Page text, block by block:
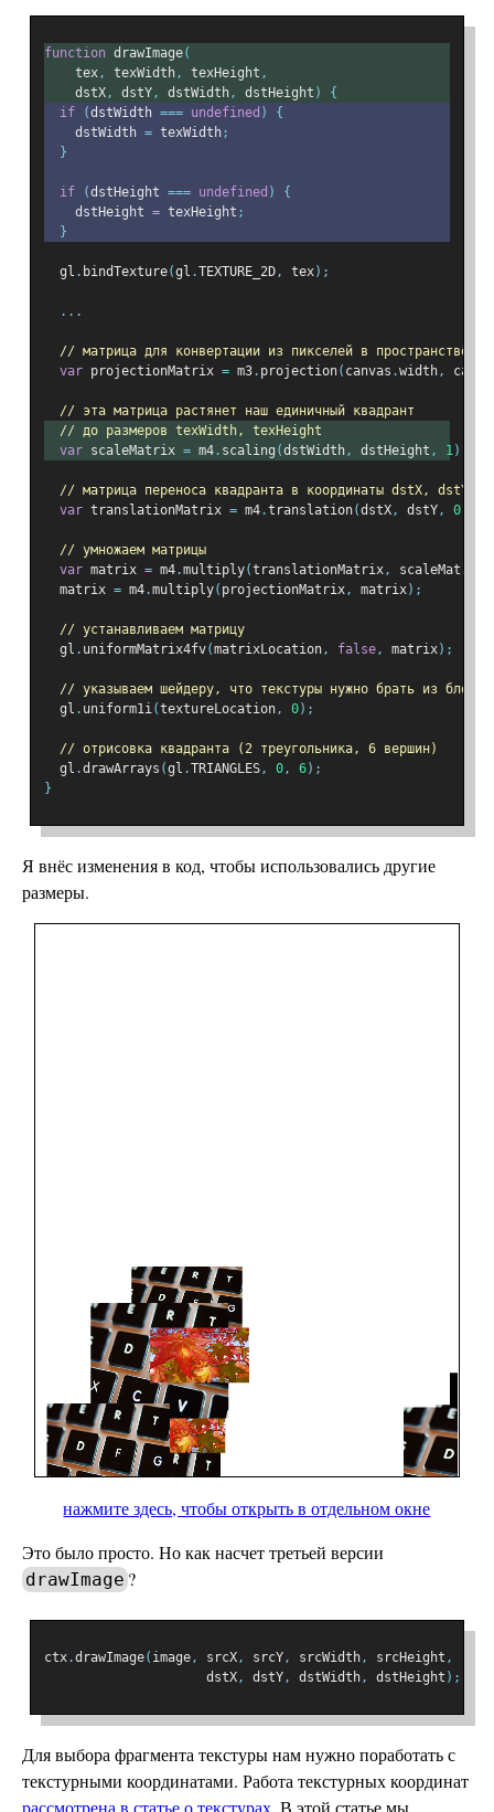
function drawImage(
    tex
, texWidth, texHeight ,
    dstX
, dstY, dstWidth, dstHeight )
{
if
(dstWidth === undefined )
{
    dstWidth
= texWidth;
}
if (dstHeight === undefined )
{
    dstHeight
= texHeight ;
}
  gl
. bindTexture(gl .TEXTURE_2D, tex);
...
// матрица для конвертации из пикселей в пространство
var projectionMatrix = m3. projection( canvas .width,
// эта матрица растянет наш единичный квадрант
// до размеров texWidth, texHeight
var scaleMatrix = m4 . scaling (dstWidth, dstHeight , 1);
// матрица переноса квадранта в координаты dstX, dstY
var translationMatrix = m4.translation(dstX, dstY, 0
// умножаем матрицы
var matrix = m4.multiply(translationMatrix, scaleMatrix
  matrix
= m4.multiply( projectionMatrix, matrix);
// устанавливаем матрицу
  gl
. uniformMatrix4fv(matrixLocation, false, matrix);
// указываем шейдеру, что текстуры нужно брать из блока
  gl
. uniform1i(textureLocation, 0);
// отрисовка квадранта (2 треугольника, 6 вершин)
  gl
.drawArrays (gl .TRIANGLES, 0, 6);
}
Я внёс изменения в код, чтобы использовались другие
размеры.
нажмите здесь, чтобы открыть в отдельном окне
Это было просто. Но как насчет третьей версии
drawImage ?
ctx.drawImage( image, srcX, srcY, srcWidth, srcHeight ,
                     dstX
, dstY, dstWidth, dstHeight );
Для выбора фрагмента текстуры нам нужно поработать с
текстурными координатами. Работа текстурных координат
рассмотрена в статье о текстурах . В этой статье мы